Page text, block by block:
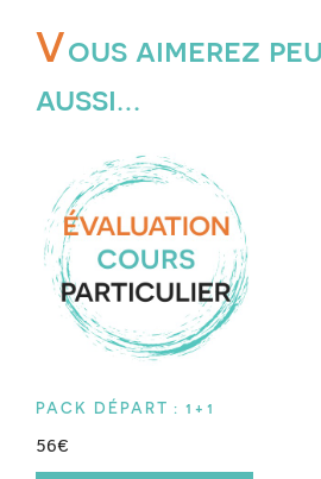
Vous aimerez
aussi…
PACK DÉPART : 1+1
56€